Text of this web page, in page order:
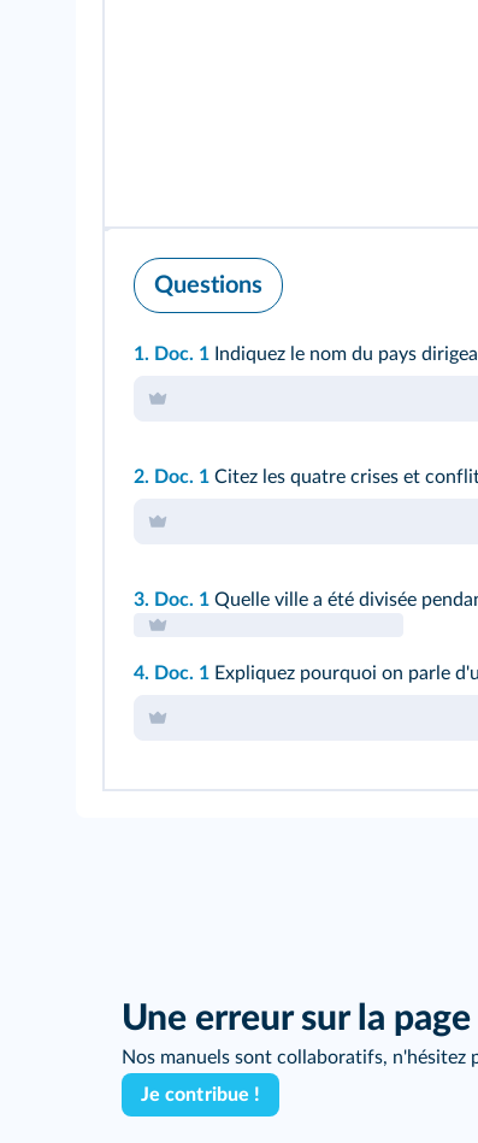
Questions
1. Doc. 1 Indiquez le nom du pays
2. Doc. 1 Citez les quatre crises et
3. Doc. 1 Quelle ville a été divisée
4. Doc. 1 Expliquez pourquoi on parle
Une erreur sur la
Nos manuels sont collaboratifs, n'hésitez
Je contribue !